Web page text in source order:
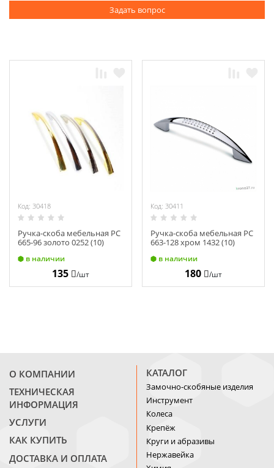
Задать вопрос
Код: 30418
Ручка-скоба мебельная РС
665-96 золото 0252 (10)
в наличии
135 /шт
Код: 30411
Ручка-скоба мебельная РС
663-128 хром 1432 (10)
в наличии
180 /шт
О КОМПАНИИ
ТЕХНИЧЕСКАЯ
ИНФОРМАЦИЯ
УСЛУГИ
КАК КУПИТЬ
ДОСТАВКА И ОПЛАТА
КАТАЛОГ
Замочно-скобяные изделия
Инструмент
Колеса
Крепёж
Круги и абразивы
Нержавейка